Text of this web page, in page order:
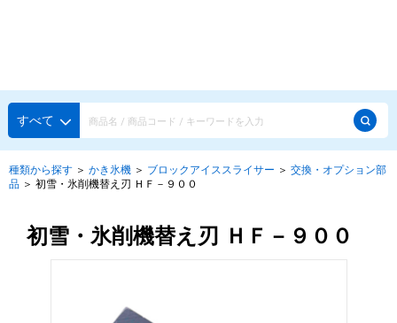
種類から探す
かき氷専用シロップ
スタンダードシロップ
いろいろ使える汎用シロップ
探す
用途で選ぶ
メーカー・ブランドで選ぶ
すべて
種類から探す ＞ かき氷機 ＞ ブロックアイススライサー ＞ 交換・オプション部
品 ＞ 初雪・氷削機替え刃 ＨＦ－９００
初雪・氷削機替え刃 ＨＦ－９００